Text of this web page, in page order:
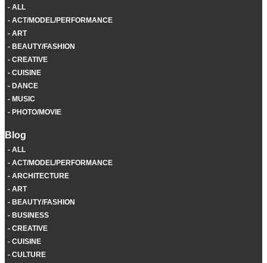
ALL
ACT/MODEL/PERFORMANCE
ART
BEAUTY/FASHION
CREATIVE
CUISINE
DANCE
MUSIC
PHOTO/MOVIE
Blog
ALL
ACT/MODEL/PERFORMANCE
ARCHITECTURE
ART
BEAUTY/FASHION
BUSINESS
CREATIVE
CUISINE
CULTURE